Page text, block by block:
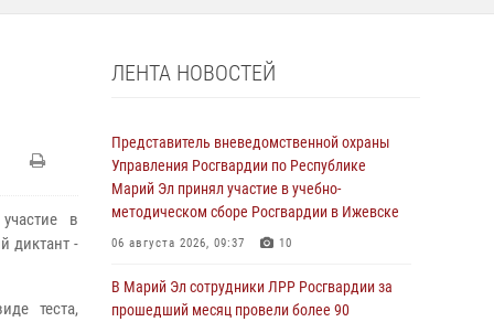
в
диктант -
теста,
ЛЕНТА НОВОСТЕЙ
Представитель вневедомственной охраны
Управления Росгвардии по Республике
Марий Эл принял участие в учебно-
методическом сборе Росгвардии в Ижевске
06 августа 2026, 09:37 10
В Марий Эл сотрудники ЛРР Росгвардии за
прошедший месяц провели более 90